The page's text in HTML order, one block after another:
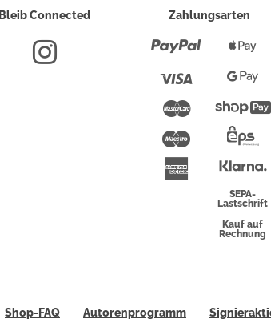
Bleib Connected Zahlungsarten
Paypal
Mastercard
Maestro
American
Express
Pay
Pay
SEPA-
Lastschrift
Kauf auf
Rechnung
Shop-FAQ Autorenprogramm